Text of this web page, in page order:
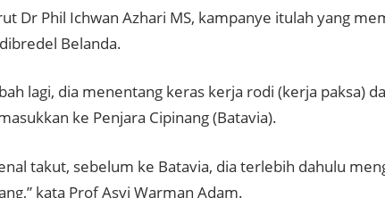
Dr Phil Ichwan Azhari MS, kampanye itulah yang
dibredel Belanda.
lagi, dia menentang keras kerja rodi (kerja paksa)
ke Penjara Cipinang (Batavia).
takut, sebelum ke Batavia, dia terlebih dahulu
kata Prof Asvi Warman Adam.